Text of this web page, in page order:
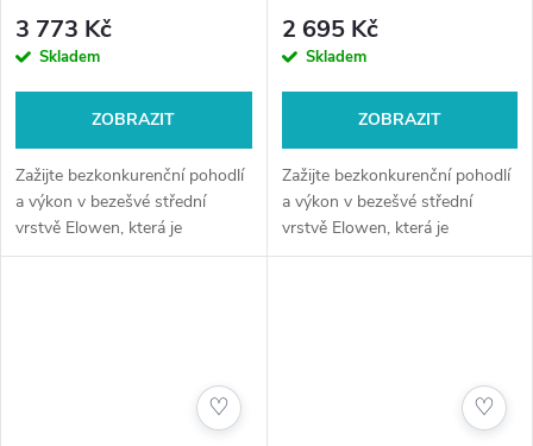
3 773 Kč
Skladem
ZOBRAZIT
Zažijte bezkonkurenční pohodlí
a výkon v bezešvé střední
vrstvě Elowen, která je
navržena pro maximální
2 695 Kč
Skladem
ZOBRAZIT
Zažijte bezkonkurenční pohodlí
a výkon v bezešvé střední
vrstvě Elowen, která je
navržena pro maximální
♡ ♡